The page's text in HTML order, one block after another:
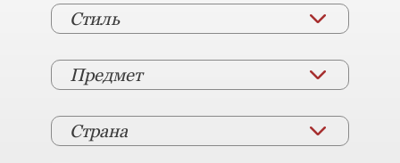
Стиль
Предмет
Страна